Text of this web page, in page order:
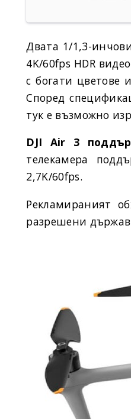
Двата 1/1,3-
4K/60fps HDR
с богати цветове
Според
тук е възможно
DJI Air 3
телекамера
2,7K/60fps.
Рекламираният
разрешени